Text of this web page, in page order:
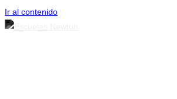
Ir al contenido